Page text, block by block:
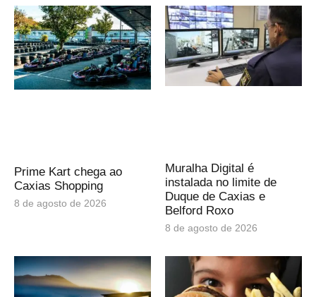
Prime Kart chega ao
Caxias Shopping
8 de agosto de 2026
Muralha Digital é
instalada no limite de
Duque de Caxias e
Belford Roxo
8 de agosto de 2026